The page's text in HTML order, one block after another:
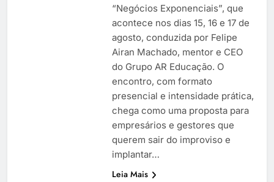
“Negócios Exponenciais”, que
acontece nos dias 15, 16 e 17 de
agosto, conduzida por Felipe
Airan Machado, mentor e CEO
do Grupo AR Educação. O
encontro, com formato
presencial e intensidade prática,
chega como uma proposta para
empresários e gestores que
querem sair do improviso e
implantar…
Leia Mais